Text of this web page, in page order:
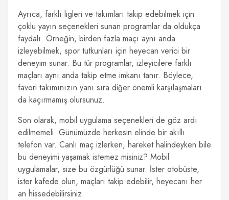
Ayrıca, farklı ligleri ve takımları takip edebilmek için
çoklu yayın seçenekleri sunan programlar da oldukça
faydalı. Örneğin, birden fazla maçı aynı anda
izleyebilmek, spor tutkunları için heyecan verici bir
deneyim sunar. Bu tür programlar, izleyicilere farklı
maçları aynı anda takip etme imkanı tanır. Böylece,
favori takımınızın yanı sıra diğer önemli karşılaşmaları
da kaçırmamış olursunuz.
Son olarak, mobil uygulama seçenekleri de göz ardı
edilmemeli. Günümüzde herkesin elinde bir akıllı
telefon var. Canlı maç izlerken, hareket halindeyken bile
bu deneyimi yaşamak istemez misiniz? Mobil
uygulamalar, size bu özgürlüğü sunar. İster otobüste,
ister kafede olun, maçları takip edebilir, heyecanı her
an hissedebilirsiniz.